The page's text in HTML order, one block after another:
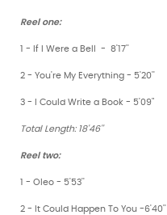
Reel one:
1 - If I Were a Bell - 8'17''
2 - You're My Everything - 5'20''
3 - I Could Write a Book - 5'09"
Total Length: 18'46''
Reel two:
1 - Oleo - 5'53''
2 - It Could Happen To You -6'40''